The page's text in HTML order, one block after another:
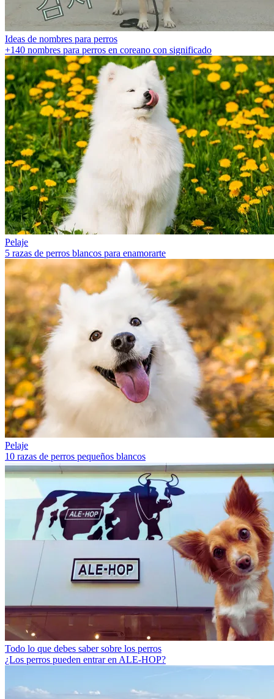
Ideas de nombres para perros
+140 nombres para perros en coreano con significado
Pelaje
5 razas de perros blancos para enamorarte
Pelaje
10 razas de perros pequeños blancos
Todo lo que debes saber sobre los perros
¿Los perros pueden entrar en ALE-HOP?